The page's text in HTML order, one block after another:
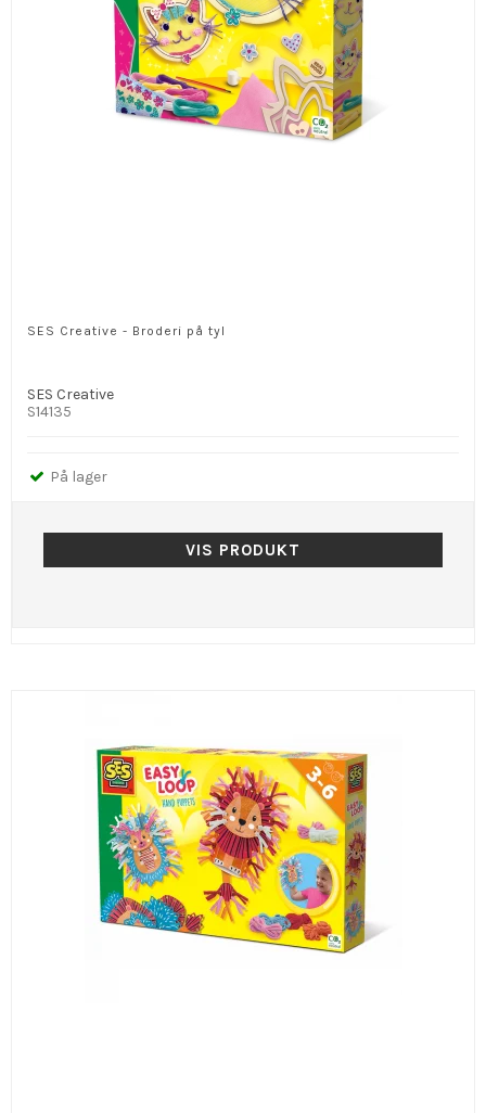
SES Creative - Broderi på tyl
SES Creative
S14135
På lager
VIS PRODUKT